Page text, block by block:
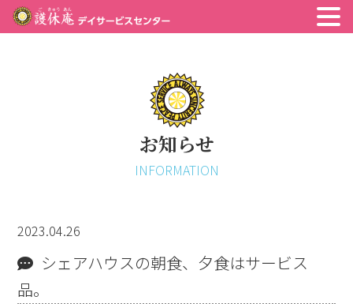
お知らせ
INFORMATION
2023.04.26
シェアハウスの朝食、夕食はサービス
品。